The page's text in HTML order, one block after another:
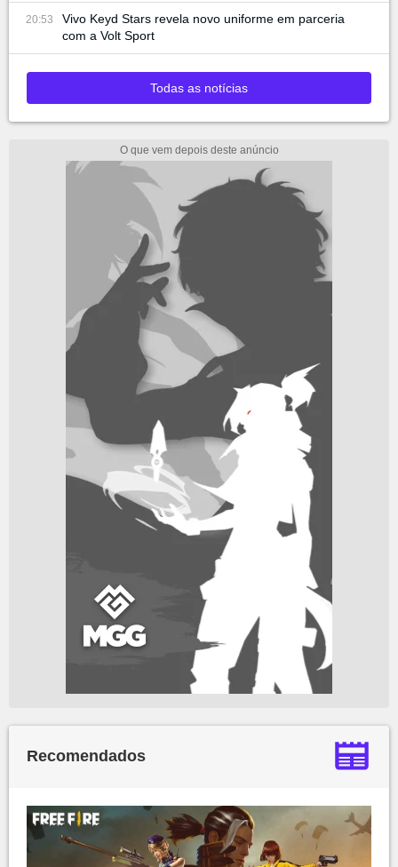
20:53
Vivo Keyd Stars revela novo uniforme em parceria
com a Volt Sport
Todas as notícias
Recomendados